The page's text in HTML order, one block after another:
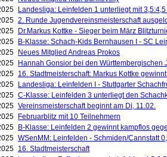
Landesliga: Leinfelden 1 unterliegt mit
2. Runde Jugendvereinsmeisterschaft
Dr.Markus Kottke - Sieger beim März
B-Klasse: Schach-Kids Bernhausen I - SC
Neues Mitglied Andreas Prokos
Hannah Gonsior bei den Württembergischen
16. Stadtmeisterschaft: Markus Kottke
Landesliga: Leinfelden I - Stuttgarter
C-Klasse: Leinfelden 3 unterliegt den
Vereinsmeisterschaft beginnt am Di, 11.02.
Februarblitz mit 10 Teilnehmern
B-Klasse: Leinfelden 2 gewinnt kampflos
WSenMM: Leinfelden - Schmiden/Cannstatt
16. Stadtmeisterschaft